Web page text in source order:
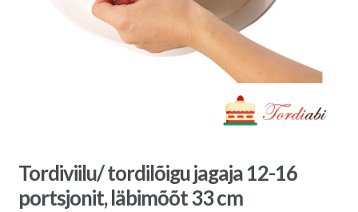
Tordiviilu/ tordilõigu jagaja 12-16
portsjonit, läbimõõt 33 cm